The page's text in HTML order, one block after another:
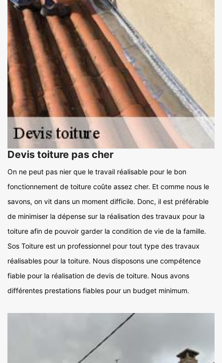
Devis toiture pas cher
On ne peut pas nier que le travail réalisable pour le bon
fonctionnement de toiture coûte assez cher. Et comme nous le
savons, on vit dans un moment difficile. Donc, il est préférable
de minimiser la dépense sur la réalisation des travaux pour la
toiture afin de pouvoir garder la condition de vie de la famille.
Sos Toiture est un professionnel pour tout type des travaux
réalisables pour la toiture. Nous disposons une compétence
fiable pour la réalisation de devis de toiture. Nous avons
différentes prestations fiables pour un budget minimum.